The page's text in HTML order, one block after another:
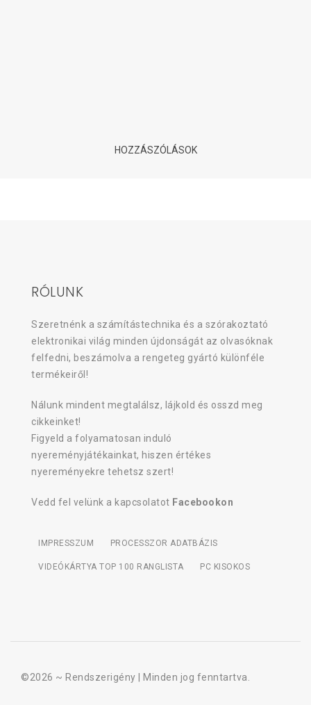
HOZZÁSZÓLÁSOK
RÓLUNK
Szeretnénk a számítástechnika és a szórakoztató
elektronikai világ minden újdonságát az olvasóknak
felfedni, beszámolva a rengeteg gyártó különféle
termékeiről!
Nálunk mindent megtalálsz, lájkold és osszd meg
cikkeinket!
Figyeld a folyamatosan induló
nyereményjátékainkat, hiszen értékes
nyereményekre tehetsz szert!
Vedd fel velünk a kapcsolatot Facebookon
IMPRESSZUM PROCESSZOR ADATBÁZIS
VIDEÓKÁRTYA TOP 100 RANGLISTA PC KISOKOS
©2026 ~ Rendszerigény | Minden jog fenntartva.